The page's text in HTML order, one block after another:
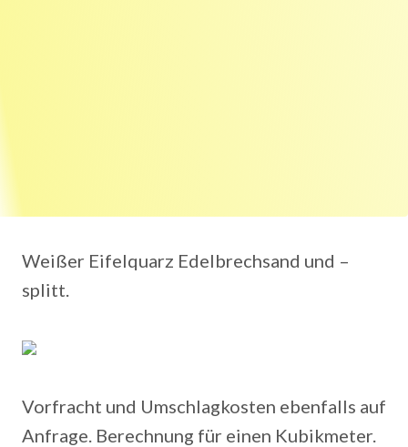
Weißer Eifelquarz Edelbrechsand und –
splitt.
Vorfracht und Umschlagkosten ebenfalls auf
Anfrage. Berechnung für einen Kubikmeter.